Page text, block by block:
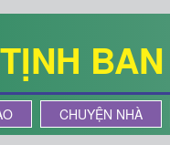
CHUYỆN NHÀ